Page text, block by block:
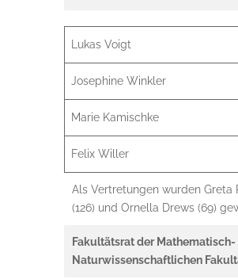
Lukas Voigt
Josephine Winkler
Marie Kamischke
Felix Willer
Als Vertretungen wurden Greta
(126) und Ornella Drews (69)
Fakultätsrat der Mathematisch-
Naturwissenschaftlichen